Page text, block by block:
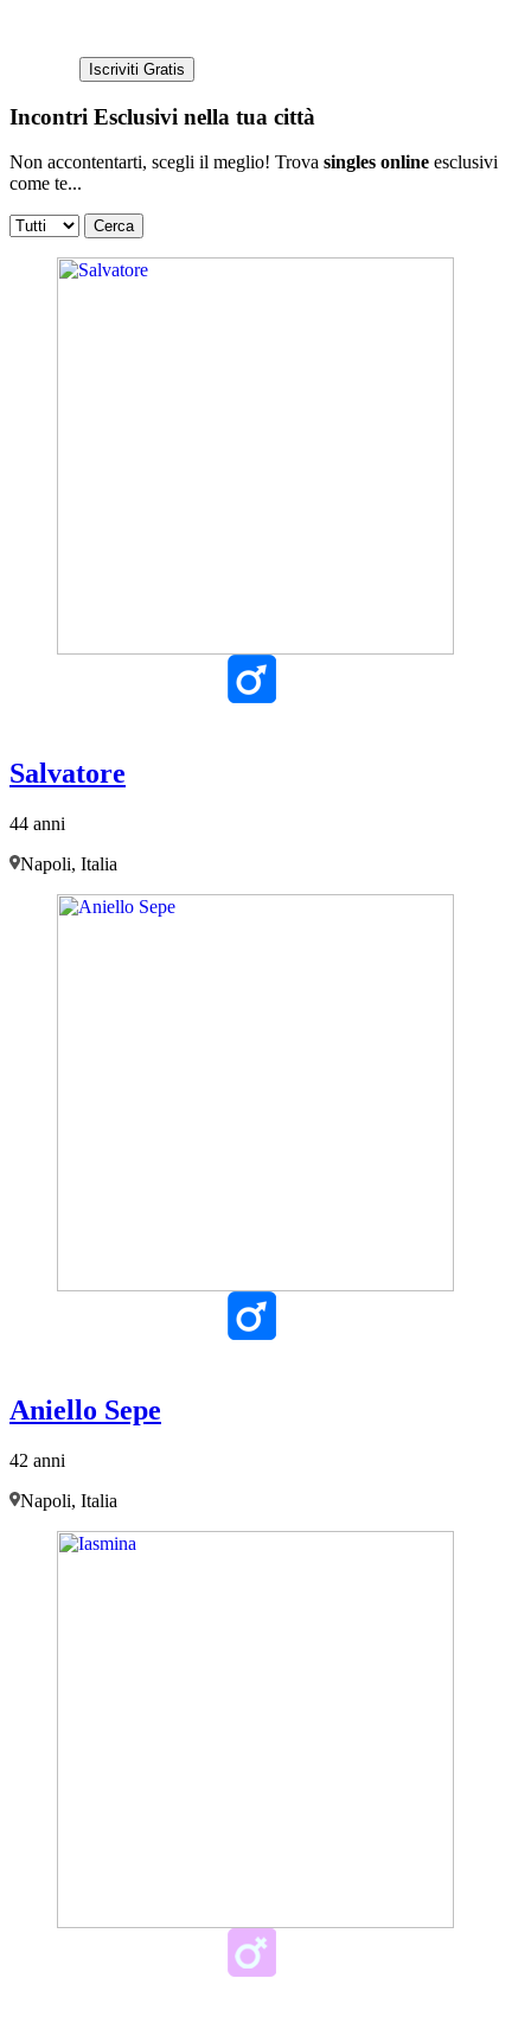
Incontri Esclusivi nella tua città
Non accontentarti, scegli il meglio! Trova singles online esclusivi
come te...
Cerca
Salvatore
44 anni
Napoli, Italia
Aniello Sepe
42 anni
Napoli, Italia